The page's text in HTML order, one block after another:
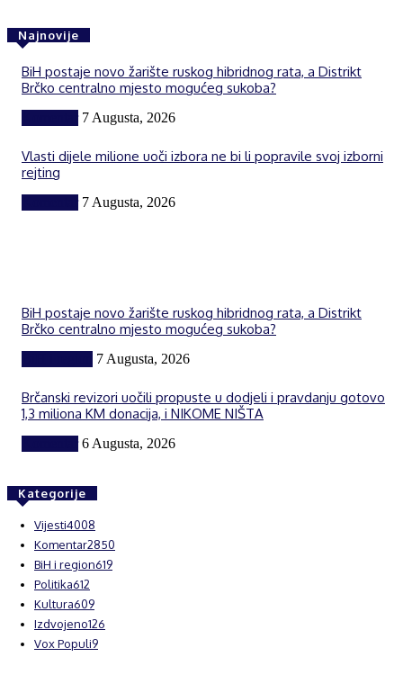
Najnovije
BiH postaje novo žarište ruskog hibridnog rata, a Distrikt
Brčko centralno mjesto mogućeg sukoba?
7 Augusta, 2026
Vlasti dijele milione uoči izbora ne bi li popravile svoj izborni
rejting
7 Augusta, 2026
BiH postaje novo žarište ruskog hibridnog rata, a Distrikt
Brčko centralno mjesto mogućeg sukoba?
7 Augusta, 2026
Brčanski revizori uočili propuste u dodjeli i pravdanju gotovo
1,3 miliona KM donacija, i NIKOME NIŠTA
6 Augusta, 2026
Kategorije
Vijesti4008
Komentar2850
BiH i region619
Politika612
Kultura609
Izdvojeno126
Vox Populi9